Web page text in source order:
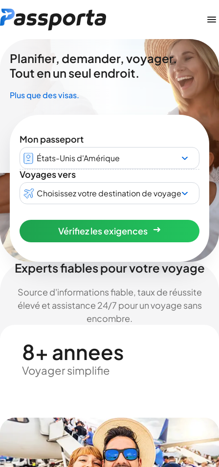
Planifier, demander, voyager.
Tout en un seul endroit.
Plus que des visas.
Mon passeport
États-Unis d'Amérique
Voyages vers
Choisissez votre destination de voyage
Vérifiez les exigences
Experts fiables pour votre voyage
Source d'informations fiable, taux de réussite
élevé et assistance 24/7 pour un voyage sans
encombre.
8+ annees
Voyager simplifie